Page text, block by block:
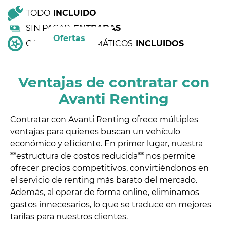
Ofertas
TODO INCLUIDO
SIN PAGAR ENTRADAS
CAMBIO DE NEUMÁTICOS INCLUIDOS
Ventajas de contratar con
Avanti Renting
Contratar con Avanti Renting ofrece múltiples
ventajas para quienes buscan un vehículo
económico y eficiente. En primer lugar, nuestra
**estructura de costos reducida** nos permite
ofrecer precios competitivos, convirtiéndonos en
el servicio de renting más barato del mercado.
Además, al operar de forma online, eliminamos
gastos innecesarios, lo que se traduce en mejores
tarifas para nuestros clientes.